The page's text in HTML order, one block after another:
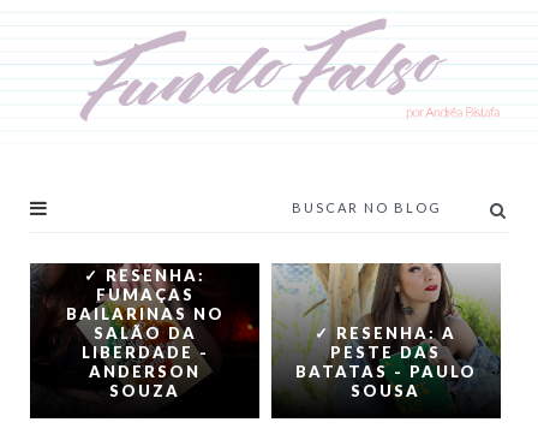
✓ RESENHA:
FUMAÇAS
BAILARINAS NO
SALÃO DA
LIBERDADE -
ANDERSON
SOUZA
✓ RESENHA: A
PESTE DAS
BATATAS - PAULO
SOUSA